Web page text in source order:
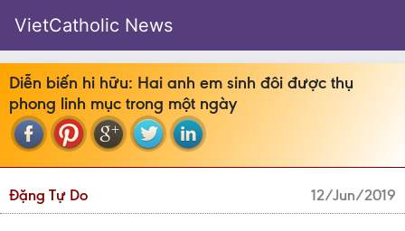
VietCatholic News
Diễn biến hi hữu: Hai anh em sinh đôi được thụ
phong linh mục trong một ngày
Đặng Tự Do 12/Jun/2019